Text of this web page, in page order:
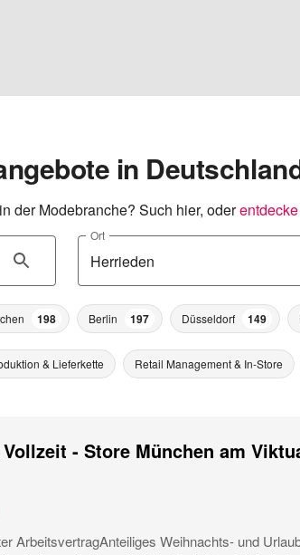
in
der Modebranche? Such hier, oder
Ort
198 Berlin 197 Düsseldorf 149
& Lieferkette Retail Management & In-Store
- Store München am
ArbeitsvertragAnteiliges Weihnachts- und